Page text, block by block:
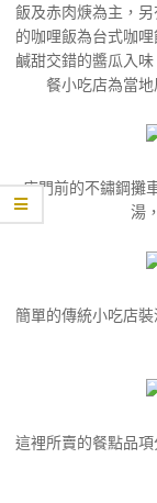
飯及赤肉焿為主，
的咖哩飯為台式咖
鹹甜交錯的醬瓜入
餐小吃店為當
店門前的不鏽鋼攤
湯
簡單的傳統小吃店
這裡所賣的餐點品